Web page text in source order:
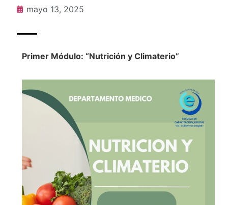
mayo 13, 2025
Primer Módulo: “Nutrición y Climaterio”